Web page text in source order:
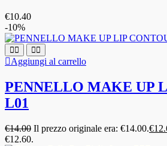
€10.40
-10%
Aggiungi al carrello
PENNELLO MAKE UP
L01
€14.00 Il prezzo originale era: €14.00.€
€12.60.